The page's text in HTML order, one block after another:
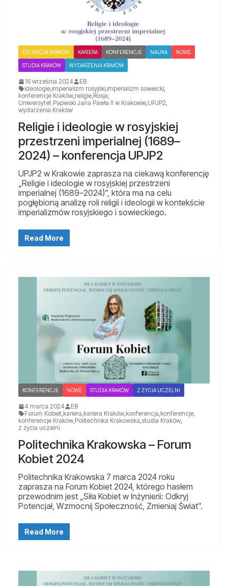
EDUKACJA KRAKÓW KARIERA KONFERENCJE NAUKA NOWE
STUDIA KRAKÓW WYDARZENIA KRAKÓW
16 września 2024
EB
ideologie,imperializm rosyjski,imperializm sowiecki,
konferencje Kraków,religie,Rosja,
Uniwersytet Papieski Jana Pawła II w Krakowie,UPJP2,
wydarzenia Kraków
Religie i ideologie w rosyjskiej
przestrzeni imperialnej (1689–
2024) – konferencja UPJP2
UPJP2 w Krakowie zaprasza na ciekawą konferencję
„Religie i ideologie w rosyjskiej przestrzeni
imperialnej (1689–2024)”, która ma na celu
pogłębioną analizę roli religii i ideologii w kontekście
imperializmów rosyjskiego i sowieckiego.
Read More
KONFERENCJE NOWE STUDIA KRAKÓW Z ŻYCIA UCZELNI
4 marca 2024
EB
Forum Kobiet,kariera,kariera Kraków,konferencja,konferencje,
konferencje Kraków,Politechnika Krakowska,studia Kraków,
z życia uczelni
Politechnika Krakowska – Forum
Kobiet 2024
Politechnika Krakowska 7 marca 2024 roku
zaprasza na Forum Kobiet 2024, którego hasłem
przewodnim jest „Siła Kobiet w Inżynierii: Odkryj
Potencjał, Wzmocnij Społeczność, Zmieniaj Świat”.
Read More